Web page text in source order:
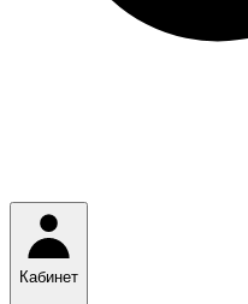
Кабинет